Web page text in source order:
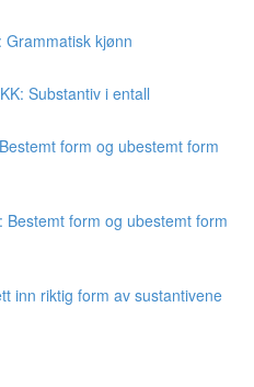
Grammatisk kjønn
Substantiv i entall
form og ubestemt form
Bestemt form og ubestemt form
inn riktig form av sustantivene